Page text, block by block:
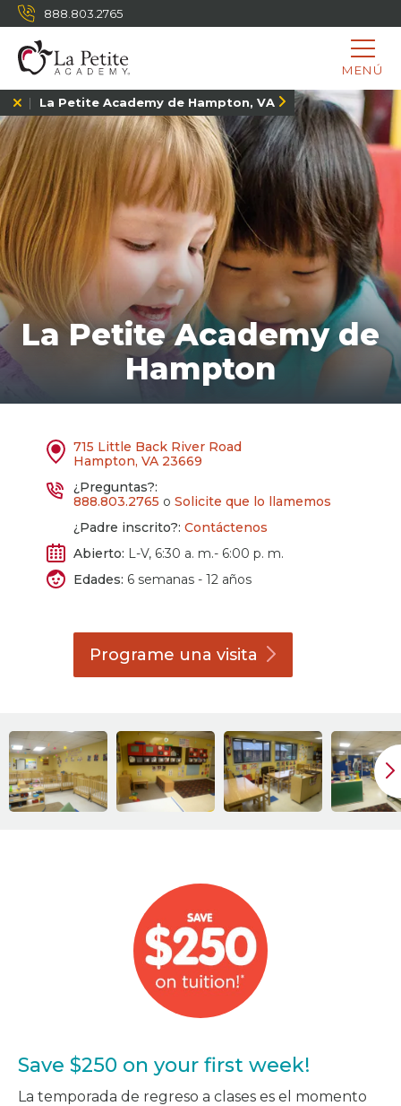
888.803.2765
MENÚ
La Petite Academy de Hampton, VA
La Petite Academy de
Hampton
715 Little Back River Road
Hampton, VA 23669
¿Preguntas?:
888.803.2765 o Solicite que lo llamemos
¿Padre inscrito?: Contáctenos
Abierto: L-V, 6:30 a. m.- 6:00 p. m.
Edades: 6 semanas - 12 años
Programe unavisita
Save $250 on your first week!
La temporada de regreso a clases es el momento